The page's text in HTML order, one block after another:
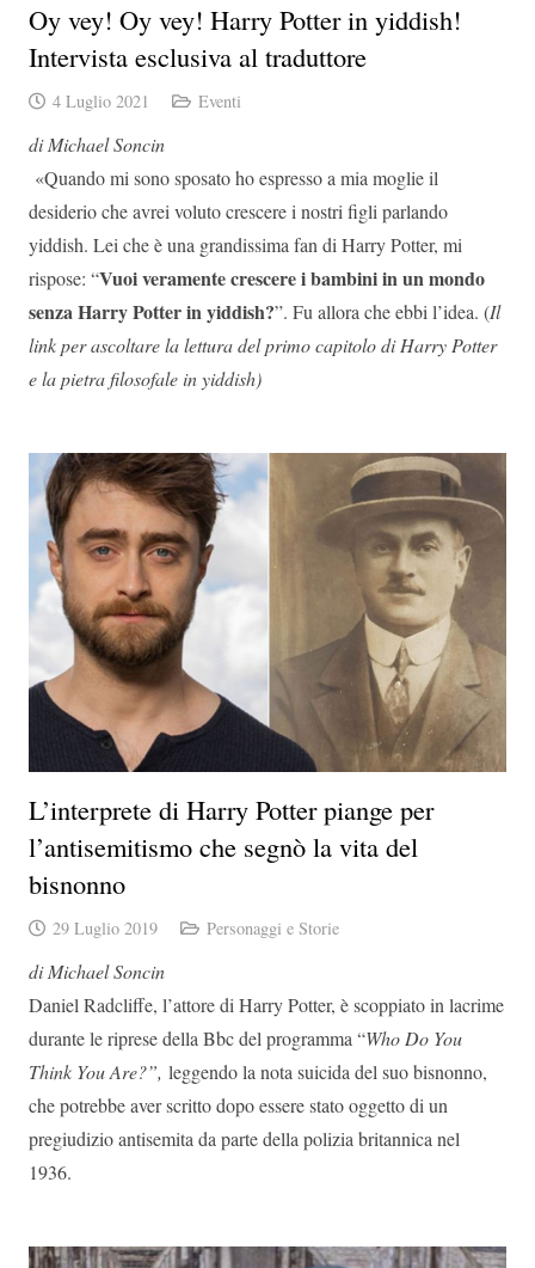
Oy vey! Oy vey! Harry Potter in yiddish!
Intervista esclusiva al traduttore
4 Luglio 2021 Eventi
di Michael Soncin
«Quando mi sono sposato ho espresso a mia moglie il
desiderio che avrei voluto crescere i nostri figli parlando
yiddish. Lei che è una grandissima fan di Harry Potter, mi
rispose: “Vuoi veramente crescere i bambini in un mondo
senza Harry Potter in yiddish?”. Fu allora che ebbi l’idea. (Il
link per ascoltare la lettura del primo capitolo di Harry Potter
e la pietra filosofale in yiddish)
L’interprete di Harry Potter piange per
l’antisemitismo che segnò la vita del
bisnonno
29 Luglio 2019 Personaggi e Storie
di Michael Soncin
Daniel Radcliffe, l’attore di Harry Potter, è scoppiato in lacrime
durante le riprese della Bbc del programma “Who Do You
Think You Are?”, leggendo la nota suicida del suo bisnonno,
che potrebbe aver scritto dopo essere stato oggetto di un
pregiudizio antisemita da parte della polizia britannica nel
1936.